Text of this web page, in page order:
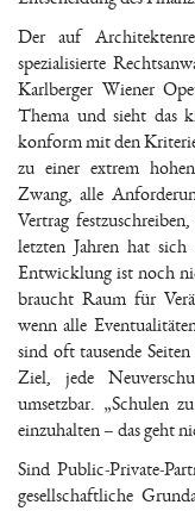
Der auf
spezialisierte
Karlberger Wiener
Thema und sieht das
konform mit den
zu einer extrem
Zwang, alle
Vertrag
letzten Jahren hat sich
Entwicklung ist noch
braucht Raum für
wenn alle
sind oft tausende
Ziel, jede
umsetzbar. „Schulen
einzuhalten – das geht
Sind Public-Private-
gesellschaftliche